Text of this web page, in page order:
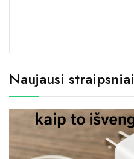
Naujausi straipsniai